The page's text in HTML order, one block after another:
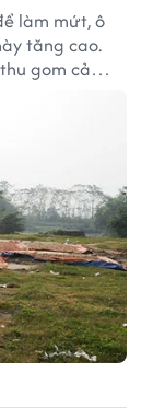
làm mứt, ô
tăng cao.
gom cả